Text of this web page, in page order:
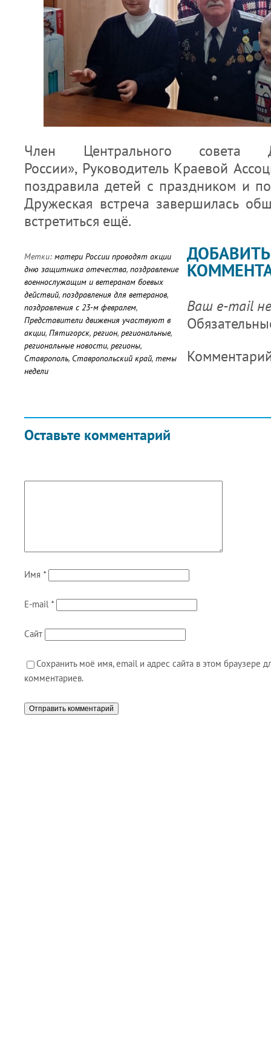
Член Центрального совета
России», Руководитель Краевой
поздравила детей с праздником и
Дружеская встреча завершилась
встретиться ещё.
Метки: матери России проводят акции
дню защитника отечества, поздравление
военнослужащим и ветеранам боевых
действий, поздравления для ветеранов,
поздравления с 23-м февралем,
Представители движения участвуют в
акции, Пятигорск, регион, региональные,
региональные новости, регионы,
Ставрополь, Ставропольский край, темы
недели
Оставьте комментарий
ДОБАВИТЬ
Ваш e-mail
Имя *
E-mail *
Сайт
Сохранить моё имя, email и адрес сайта в этом браузере
комментариев.